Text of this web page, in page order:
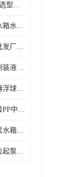
3分塑料浮球阀供货商 选型说明
太阳能浮球阀 蒸汽机水箱水位控制阀 规格齐全
蒸汽机浮球阀供应商 批发厂家 支持定制
不锈钢双液位小浮球 侧装液位开关 金属304/316材质
冷气机浮球开关 加湿器浮球磁环 闪电发货
塑料不沾油浮球 食品级PP中空浮球302514
连杆水位探测杆 潜水泵水箱水位控制器 非标定制
高温液位报警开关 高位起泵低水位停泵 不锈钢浮球开关